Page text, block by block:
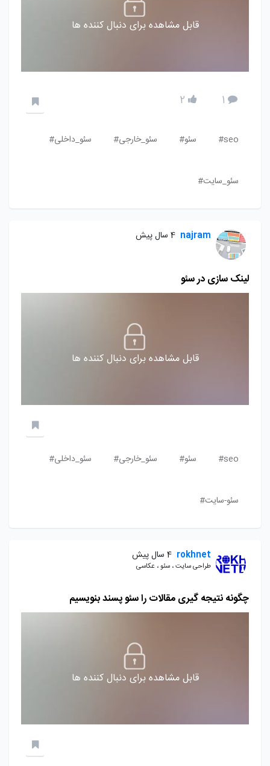
قابل مشاهده برای دنبال کننده ها
1
2
seo# سئو# سئو_خارجی# سئو_داخلی#
سئو_سایت#
najram 4 سال پیش
لینک سازی در سئو
قابل مشاهده برای دنبال کننده ها
seo# سئو# سئو_خارجی# سئو_داخلی#
سئو-سایت#
rokhnet 4 سال پیش
طراحی سایت ، سئو ، عکاسی
چگونه نتیجه گیری مقالات را سئو پسند بنویسیم
قابل مشاهده برای دنبال کننده ها